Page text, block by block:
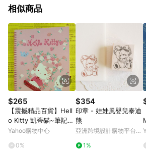
的購回饋活動享Yahoo超贈點回饋者 - 購物中心
3. 訂單回饋金額將扣除運費/購物金/超贈點/福
價券等虛擬貨幣折抵 4. 大宗採購或批發轉賣不
有相關事證認定您為大宗採購、批發轉賣而非
相關認定以Yahoo購物中心之認定為準
相似商品
$265
【震撼精品百貨】Hell
o Kitty 凱蒂貓~筆記本
~玫瑰~粉色【共1款】
Yahoo購物中心
0%
$354
印章 - 娃娃風嬰兒泰迪
熊
亞洲跨境設計購物平台
1%